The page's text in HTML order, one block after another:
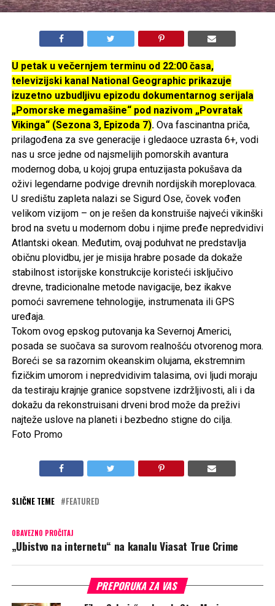
U petak u večernjem terminu od 22:00 časa,
televizijski kanal National Geographic prikazuje
izuzetno uzbudljivu epizodu dokumentarnog serijala
„Pomorske megamašine“ pod nazivom „Povratak
Vikinga“ (Sezona 3, Epizoda 7). Ova fascinantna priča,
prilagođena za sve generacije i gledaoce uzrasta 6+, vodi
nas u srce jedne od najsmelijih pomorskih avantura
modernog doba, u kojoj grupa entuzijasta pokušava da
oživi legendarne podvige drevnih nordijskih moreplovaca.
U središtu zapleta nalazi se Sigurd Ose, čovek vođen
velikom vizijom – on je rešen da konstruiše najveći vikinški
brod na svetu u modernom dobu i njime pređe nepredvidivi
Atlantski okean. Međutim, ovaj poduhvat ne predstavlja
običnu plovidbu, jer je misija hrabre posade da dokaže
stabilnost istorijske konstrukcije koristeći isključivo
drevne, tradicionalne metode navigacije, bez ikakve
pomoći savremene tehnologije, instrumenata ili GPS
uređaja.
Tokom ovog epskog putovanja ka Severnoj Americi,
posada se suočava sa surovom realnošću otvorenog mora.
Boreći se sa razornim okeanskim olujama, ekstremnim
fizičkim umorom i nepredvidivim talasima, ovi ljudi moraju
da testiraju krajnje granice sopstvene izdržljivosti, ali i da
dokažu da rekonstruisani drveni brod može da preživi
najteže uslove na planeti i bezbedno stigne do cilja.
Foto Promo
SLIČNE TEME FEATURED
OBAVEZNO PROČITAJ
„Ubistvo na internetu“ na kanalu Viasat True Crime
PREPORUKA ZA VAS